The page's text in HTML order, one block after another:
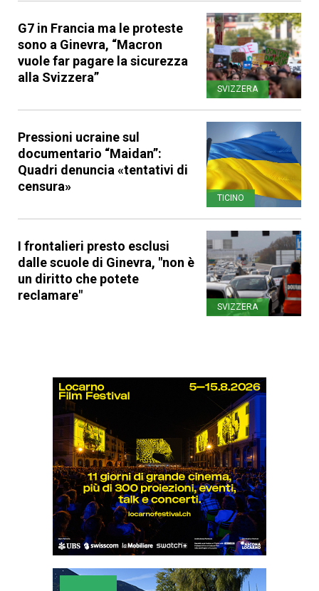
G7 in Francia ma le proteste
sono a Ginevra, “Macron
vuole far pagare la sicurezza
alla Svizzera”
SVIZZERA
Pressioni ucraine sul
documentario “Maidan”:
Quadri denuncia «tentativi di
censura»
TICINO
I frontalieri presto esclusi
dalle scuole di Ginevra, "non è
un diritto che potete
reclamare"
SVIZZERA